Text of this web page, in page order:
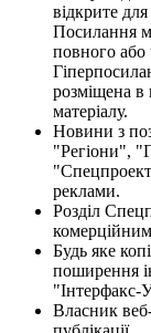
відкрите
Посилання
повного або
розміщена в
матеріалу.
Новини з
"Регіони",
реклами.
Розділ
Будь яке
поширення
"Інтерфакс-
Власник